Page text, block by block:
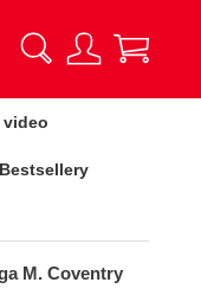
video
Bestsellery
M. Coventry